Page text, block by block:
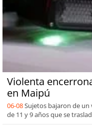
Violenta
en Maipú
06-08Sujetos bajaron de
de 11 y 9 años que se